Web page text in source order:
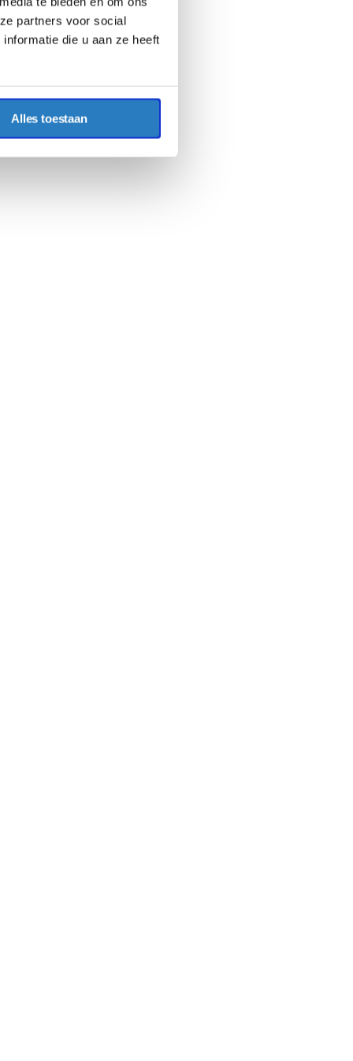
partners voor social
die u aan ze heeft
Alles toestaan